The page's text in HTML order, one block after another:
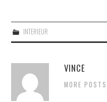
INTERIEUR
VINCE
MORE POSTS